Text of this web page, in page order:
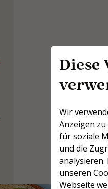
Diese
Wir
Anzeigen
für soziale
und die
unseren
Webseite